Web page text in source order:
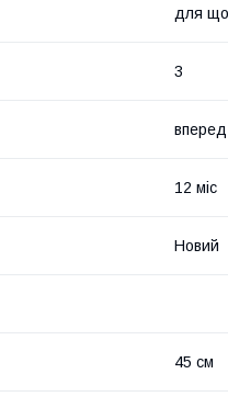
для
3
вперед
12 міс
Новий
45 см